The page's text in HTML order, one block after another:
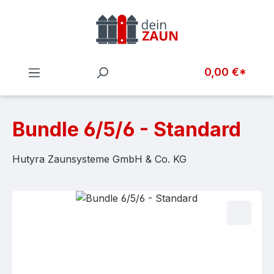
Zum Hauptinhalt springen
0,00 €*
Bundle 6/5/6 - Standard
Hutyra Zaunsysteme GmbH & Co. KG
Bildergalerie überspringen